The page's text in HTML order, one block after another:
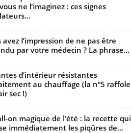
ne l’imaginez : ces signes
avez l’impression de ne pas être
par votre médecin ? La phrase...
d’intérieur résistantes
au chauffage (la n°5 raffole
sec !)
on magique de l’été : la recette qui
immédiatement les piqûres de...